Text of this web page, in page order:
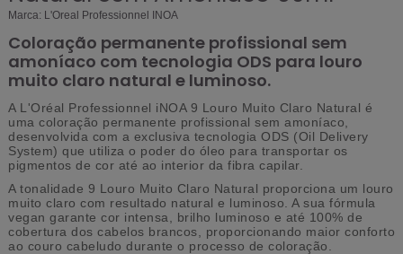
Marca: L'Oreal Professionnel INOA
Coloração permanente profissional sem
amoníaco com tecnologia ODS para louro
muito claro natural e luminoso.
A L'Oréal Professionnel iNOA 9 Louro Muito Claro Natural é
uma coloração permanente profissional sem amoníaco,
desenvolvida com a exclusiva tecnologia ODS (Oil Delivery
System) que utiliza o poder do óleo para transportar os
pigmentos de cor até ao interior da fibra capilar.
A tonalidade 9 Louro Muito Claro Natural proporciona um louro
muito claro com resultado natural e luminoso. A sua fórmula
vegan garante cor intensa, brilho luminoso e até 100% de
cobertura dos cabelos brancos , proporcionando maior conforto
ao couro cabeludo durante o processo de coloração.